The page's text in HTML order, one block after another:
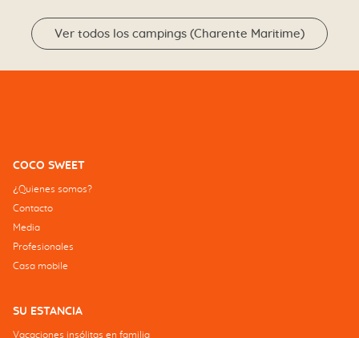
Ver todos los campings (Charente Maritime)
COCO SWEET
¿Quienes somos?
Contacto
Media
Profesionales
Casa mobile
SU ESTANCIA
Vacaciones insólitas en familia